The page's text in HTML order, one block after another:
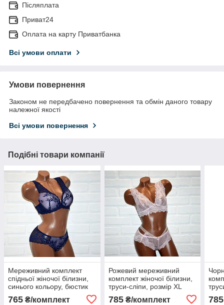
Післяплата
Приват24
Оплата на карту Приватбанка
Всі умови оплати
Умови повернення
Законом не передбачено повернення та обмін даного товару
належної якості
Всі умови повернення
Подібні товари компанії
Мереживний комплект
спідньої жіночої білизни,
синього кольору, бюстик
80C + труси сліпи розмір L
765 ₴/комплект
Рожевий мереживний
комплект жіночої білизни,
труси-сліпи, розмір XL
785₴/комплект 785